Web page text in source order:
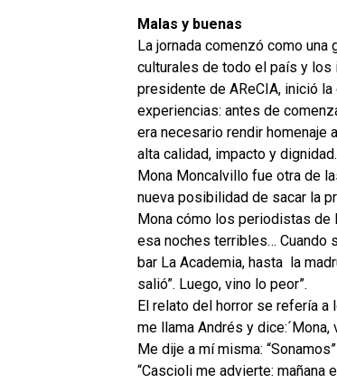
Malas y buenas
La jornada comenzó como
culturales de todo el país y los
presidente de AReCIA, inició
experiencias: antes de
era necesario rendir homenaje
alta calidad, impacto y dignidad.
Mona Moncalvillo fue otra de
nueva posibilidad de sacar la
Mona cómo los periodistas de
esa noches terribles… Cuando
bar La Academia, hasta la
salió”. Luego, vino lo peor”.
El relato del horror se refería a
me llama Andrés y dice:´Mona,
Me dije a mí misma: “Sonamos”
“Cascioli me advierte: mañana